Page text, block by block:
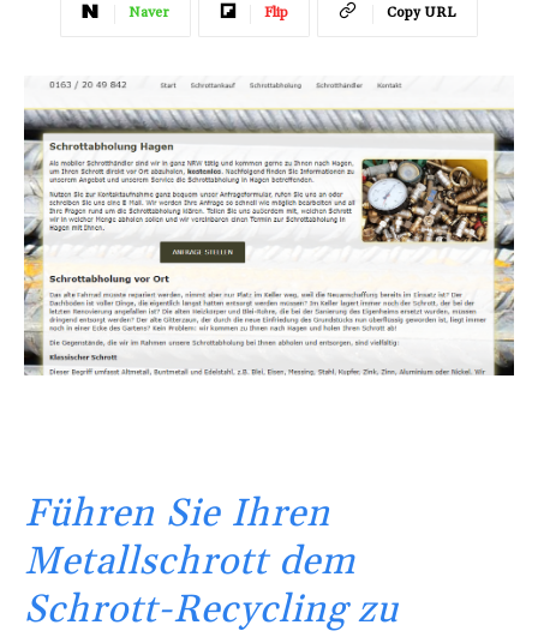
Naver Flip Copy URL
Führen Sie Ihren
Metallschrott dem
Schrott-Recycling zu